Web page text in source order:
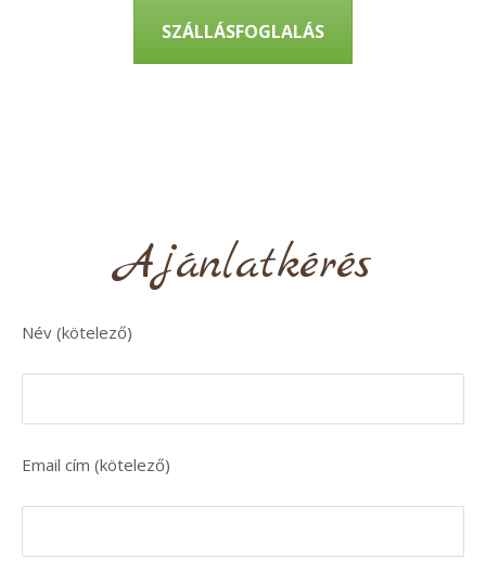
SZÁLLÁSFOGLALÁS
Ajánlatkérés
Név (kötelező)
Email cím (kötelező)